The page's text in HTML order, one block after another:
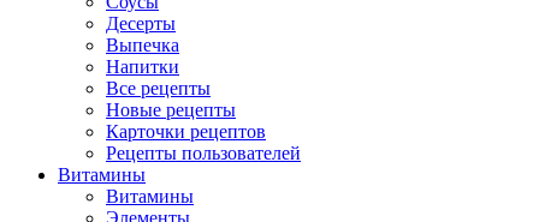
Десерты
Выпечка
Напитки
Все рецепты
Новые рецепты
Карточки рецептов
Рецепты пользователей
Витамины
Витамины
Элементы